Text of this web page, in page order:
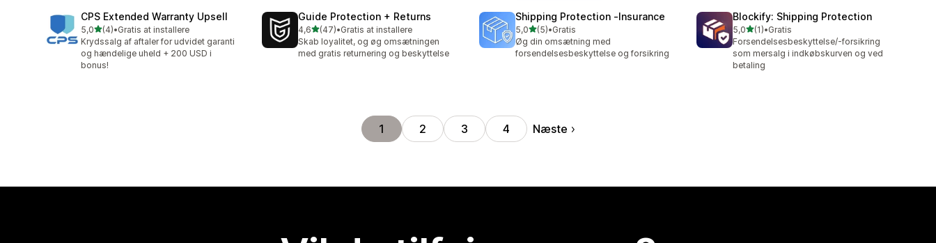
CPS Extended Warranty Upsell
5,0ud af 5 stjerner
(4)
4 anmeldelser i alt
•Gratis at installere
Krydssalg af aftaler for udvidet garanti
og hændelige uheld + 200 USD i
bonus!
Guide Protection + Returns
4,6ud af 5 stjerner
(47)
47 anmeldelser i alt
•Gratis at installere
Skab loyalitet, og øg omsætningen
med gratis returnering og beskyttelse
Shipping Protection ‑Insurance
5,0ud af 5 stjerner
(5)
5 anmeldelser i alt
•Gratis
Øg din omsætning med
forsendelsesbeskyttelse og forsikring
Blockify: Shipping Protection
5,0ud af 5 stjerner
(1)
1 anmeldelser i alt
•Gratis
Forsendelsesbeskyttelse/-forsikring
som mersalg i indkøbskurven og ved
betaling
1 2 3 4 Næste